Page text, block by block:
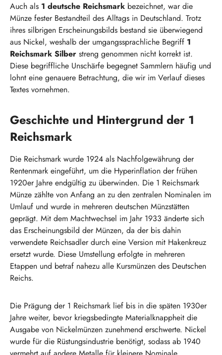
Auch als 1 deutsche Reichsmark bezeichnet, war die
Münze fester Bestandteil des Alltags in Deutschland. Trotz
ihres silbrigen Erscheinungsbilds bestand sie überwiegend
aus Nickel, weshalb der umgangssprachliche Begriff 1
Reichsmark Silber streng genommen nicht korrekt ist.
Diese begriffliche Unschärfe begegnet Sammlern häufig und
lohnt eine genauere Betrachtung, die wir im Verlauf dieses
Textes vornehmen.
Geschichte und Hintergrund der 1
Reichsmark
Die Reichsmark wurde 1924 als Nachfolgewährung der
Rentenmark eingeführt, um die Hyperinflation der frühen
1920er Jahre endgültig zu überwinden. Die 1 Reichsmark
Münze zählte von Anfang an zu den zentralen Nominalen im
Umlauf und wurde in mehreren deutschen Münzstätten
geprägt. Mit dem Machtwechsel im Jahr 1933 änderte sich
das Erscheinungsbild der Münzen, da der bis dahin
verwendete Reichsadler durch eine Version mit Hakenkreuz
ersetzt wurde. Diese Umstellung erfolgte in mehreren
Etappen und betraf nahezu alle Kursmünzen des Deutschen
Reichs.
Die Prägung der 1 Reichsmark lief bis in die späten 1930er
Jahre weiter, bevor kriegsbedingte Materialknappheit die
Ausgabe von Nickelmünzen zunehmend erschwerte. Nickel
wurde für die Rüstungsindustrie benötigt, sodass ab 1940